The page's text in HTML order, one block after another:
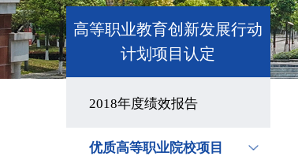
高等职业教育创新发展行动
计划项目认定
2018年度绩效报告
优质高等职业院校项目